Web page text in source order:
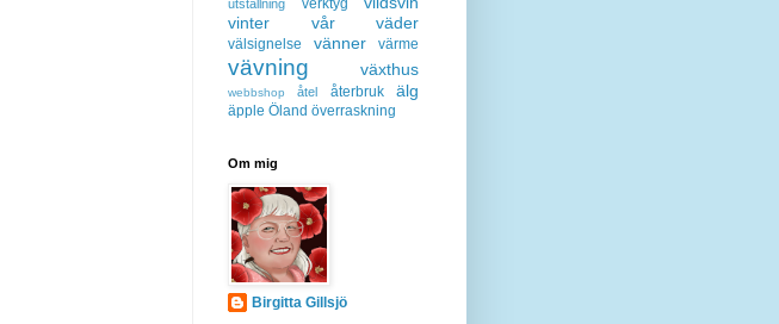
utställning verktyg
vinter
vår väder
välsignelse vänner värme
vävning växthus
webbshop åtel återbruk älg
äpple Öland överraskning
Om mig
Birgitta Gillsjö